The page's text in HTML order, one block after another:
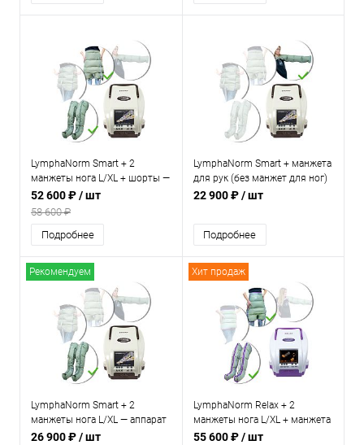
LymphaNorm Smart + 2
манжеты нога L/XL + шорты —
аппарат для прессотерапии и
лимфодренажа для дома
52 600 ₽/ шт
58 600 ₽
Подробнее
LymphaNorm Smart + манжета
для рук (без манжет для ног)
— аппарат для прессотерапии
22 900 ₽/ шт
Подробнее
Рекомендуем
LymphaNorm Smart + 2
манжеты нога L/XL — аппарат
для прессотерапии и
26 900 ₽/ шт
Хит продаж
LymphaNorm Relax + 2
манжеты нога L/XL + манжета
шорты — аппарат для
55 600 ₽/ шт